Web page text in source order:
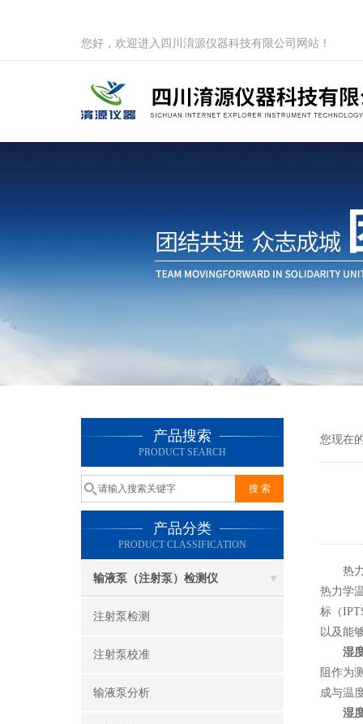
您好，欢迎进入四川淯源仪器科技有限公司网站！
产品搜索
PRODUCT SEARCH
产品分类
PRODUCT CLASSIFICATION
输液泵（注射泵）检测仪
注射泵检测
注射泵校准
输液泵分析
您现在
热力
热力学
标（
以及能
湿
阻作为
成与温
湿